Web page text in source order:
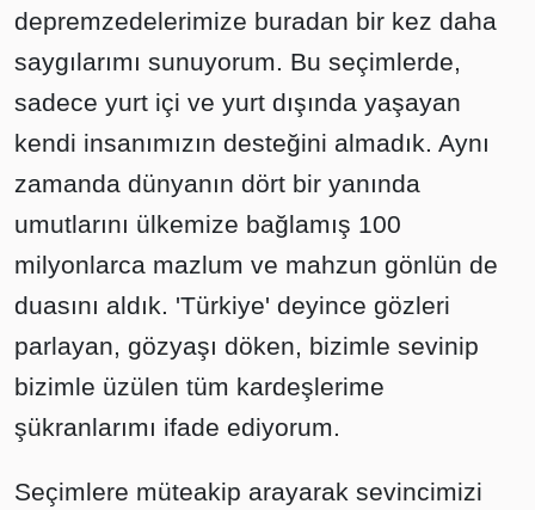
depremzedelerimize buradan bir kez daha
saygılarımı sunuyorum. Bu seçimlerde,
sadece yurt içi ve yurt dışında yaşayan
kendi insanımızın desteğini almadık. Aynı
zamanda dünyanın dört bir yanında
umutlarını ülkemize bağlamış 100
milyonlarca mazlum ve mahzun gönlün de
duasını aldık. 'Türkiye' deyince gözleri
parlayan, gözyaşı döken, bizimle sevinip
bizimle üzülen tüm kardeşlerime
şükranlarımı ifade ediyorum.
Seçimlere müteakip arayarak sevincimizi